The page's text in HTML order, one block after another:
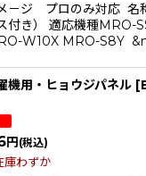
－ジ プロのみ対応 名
ス付き） 適応機種MRO-
W10X MRO-S8Y
機用・ヒョウジパネル [
円 (税込)
庫わずか